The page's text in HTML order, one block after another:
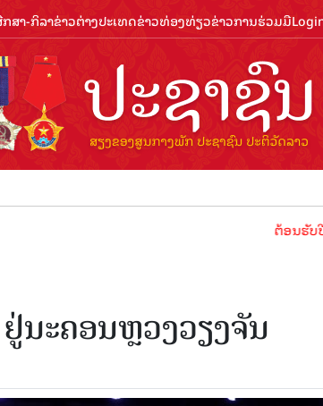
ສາ-ກິລາຂ່າວຕ່າງປະເທດຂ່າວທ່ອງທ່ຽວຂ່າວການຮ່ວມມື
ຕ້ອນຮັບປີທ່ອງ
ນະຄອນຫຼວງວຽງຈັນ